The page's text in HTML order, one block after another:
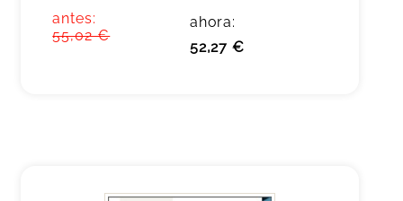
antes:
55,02 €
ahora:
52,27 €